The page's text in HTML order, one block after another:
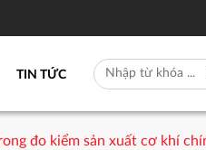
TIN TỨC
đo kiểm sản xuất cơ khí